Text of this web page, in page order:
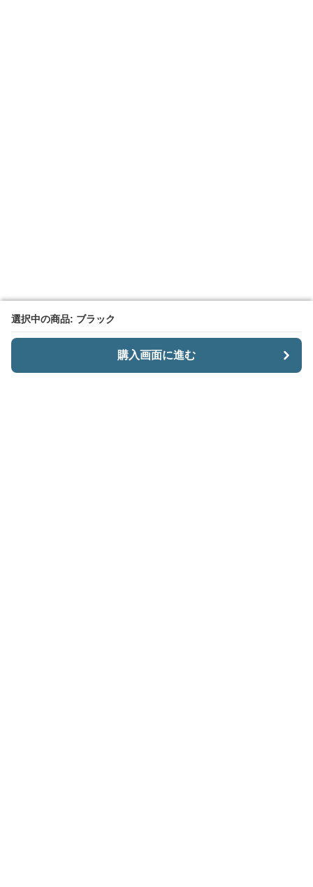
選択中の商品: ブラック
購入画面に進む
選択中の商品: ブラック
購入画面に進む